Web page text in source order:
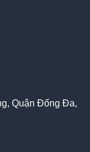
Quận Đống Đa,